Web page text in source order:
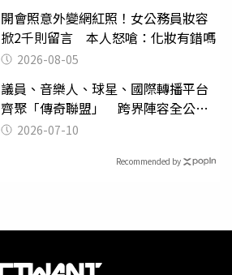
開會照意外變網紅照！女公務員妝容
掀2千則留言 本人怒嗆：化妝有錯嗎
2026-08-05
議員、音樂人、球星、國際轉播平台
齊聚「傳奇聯盟」 跨界陣容全公
開 劍指亞洲新傳奇聯賽
2026-07-10
Recommended by